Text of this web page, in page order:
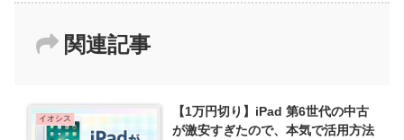
関連記事
イオシス
【1万円切り】iPad 第6世代の中古
が激安すぎたので、本気で活用方法